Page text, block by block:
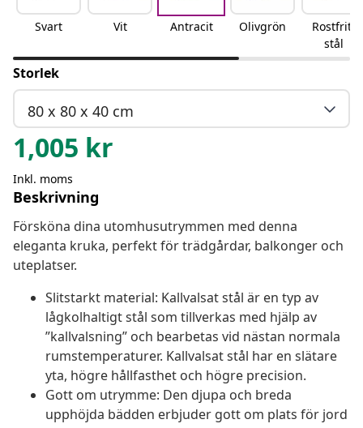
Svart Vit Antracit Olivgrön
Rostfritt
stål
Storlek
80 x 80 x 40 cm
1,005 kr
Inkl. moms
Beskrivning
Försköna dina utomhusutrymmen med denna
eleganta kruka, perfekt för trädgårdar, balkonger och
uteplatser.
Slitstarkt material: Kallvalsat stål är en typ av
lågkolhaltigt stål som tillverkas med hjälp av
”kallvalsning” och bearbetas vid nästan normala
rumstemperaturer. Kallvalsat stål har en slätare
yta, högre hållfasthet och högre precision.
Gott om utrymme: Den djupa och breda
upphöjda bädden erbjuder gott om plats för jord